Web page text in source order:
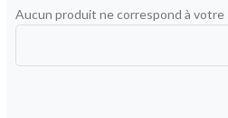
Aucun produit ne correspond à votre